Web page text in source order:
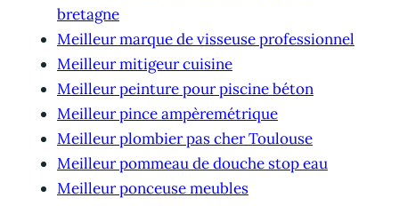
bretagne
Meilleur marque de visseuse professionnel
Meilleur mitigeur cuisine
Meilleur peinture pour piscine béton
Meilleur pince ampèremétrique
Meilleur plombier pas cher Toulouse
Meilleur pommeau de douche stop eau
Meilleur ponceuse meubles